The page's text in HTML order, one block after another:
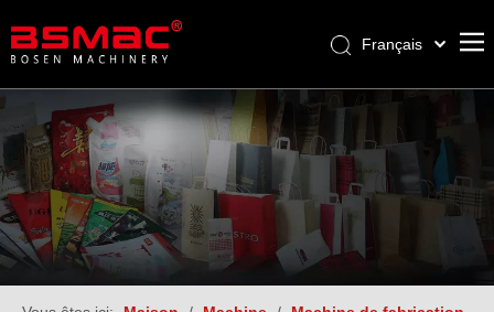
Français
العربية
Pусский
Español
Türk dili